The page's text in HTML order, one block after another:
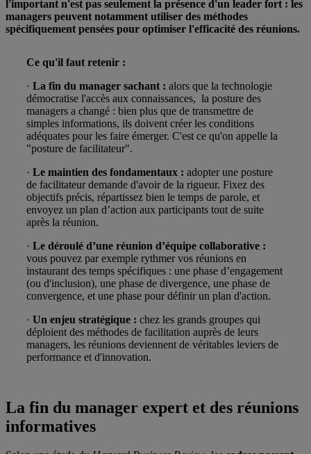
l'important n'est pas seulement la présence d'un leader fort : les
managers peuvent notamment utiliser des méthodes
spécifiquement pensées pour optimiser l'efficacité des réunions.
Ce qu'il faut retenir :
· La fin du manager sachant : alors que la technologie
démocratise l'accès aux connaissances, la posture des
managers a changé : bien plus que de transmettre de
simples informations, ils doivent créer les conditions
adéquates pour les faire émerger. C'est ce qu'on appelle la
"posture de facilitateur".
· Le maintien des fondamentaux : adopter une posture
de facilitateur demande d'avoir de la rigueur. Fixez des
objectifs précis, répartissez bien le temps de parole, et
envoyez un plan d’action aux participants tout de suite
après la réunion.
· Le déroulé d’une réunion d’équipe collaborative :
vous pouvez par exemple rythmer vos réunions en
instaurant des temps spécifiques : une phase d’engagement
(ou d'inclusion), une phase de divergence, une phase de
convergence, et une phase pour définir un plan d'action.
· Un enjeu stratégique : chez les grands groupes qui
déploient des méthodes de facilitation auprès de leurs
managers, les réunions deviennent de véritables leviers de
performance et d'innovation.
La fin du manager expert et des réunions
informatives